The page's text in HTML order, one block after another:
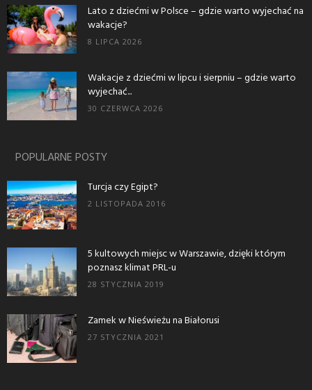
Lato z dziećmi w Polsce – gdzie warto wyjechać na
wakacje?
8 LIPCA 2026
Wakacje z dziećmi w lipcu i sierpniu – gdzie warto
wyjechać...
30 CZERWCA 2026
POPULARNE POSTY
Turcja czy Egipt?
2 LISTOPADA 2016
5 kultowych miejsc w Warszawie, dzięki którym
poznasz klimat PRL-u
28 STYCZNIA 2019
Zamek w Nieświeżu na Białorusi
27 STYCZNIA 2021